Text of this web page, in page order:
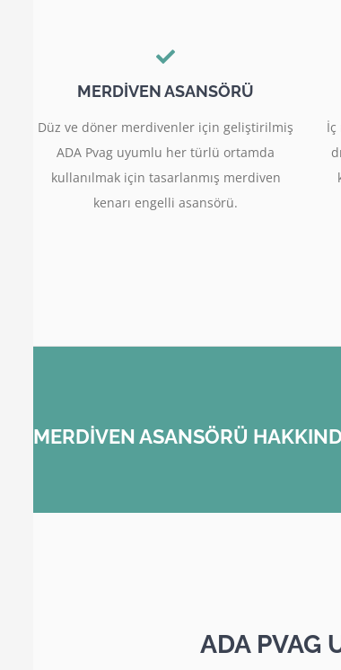
MERDİVEN ASANSÖRÜ
Düz ve döner merdivenler için geliştirilmiş
ADA Pvag uyumlu her türlü ortamda
kullanılmak için tasarlanmış merdiven
kenarı engelli asansörü.
İç
MERDİVEN ASANSÖRÜ
ADA PVAG